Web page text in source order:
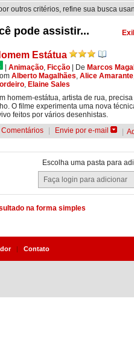
outros critérios, refine sua busca
pode assistir...
Estátua
Animação, Ficção De Marcos
Alberto Magalhães, Alice Amarante
, Elaine Sales
homem-estátua, artista de rua,
O filme experimenta uma nova
feitos por vários desenhistas.
Comentários Envie por e-mail
Escolha uma pasta para
na forma simples
| Contato